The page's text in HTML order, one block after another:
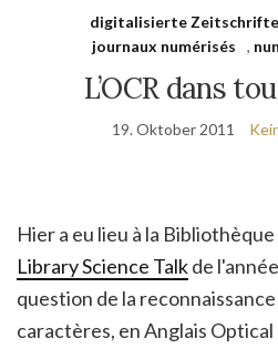
digitalisierte
journaux numérisés
,
L’OCR dans
19. Oktober 2011
Hier a eu lieu à la
Library Science Talkde
question de la
caractères, en Anglais